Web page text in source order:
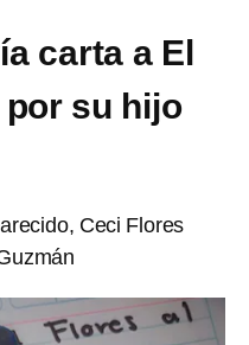
carta a El
por su hijo
Ceci Flores